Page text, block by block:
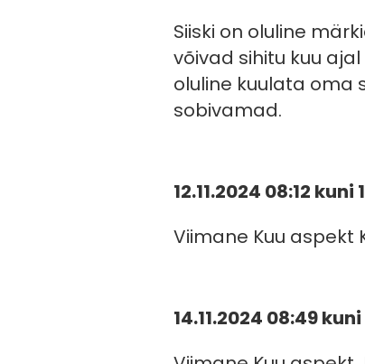
Siiski on oluline
võivad sihitu kuu
oluline kuulata oma
sobivamad.
12.11.2024 08:12 kuni
Viimane Kuu aspekt
14.11.2024 08:49